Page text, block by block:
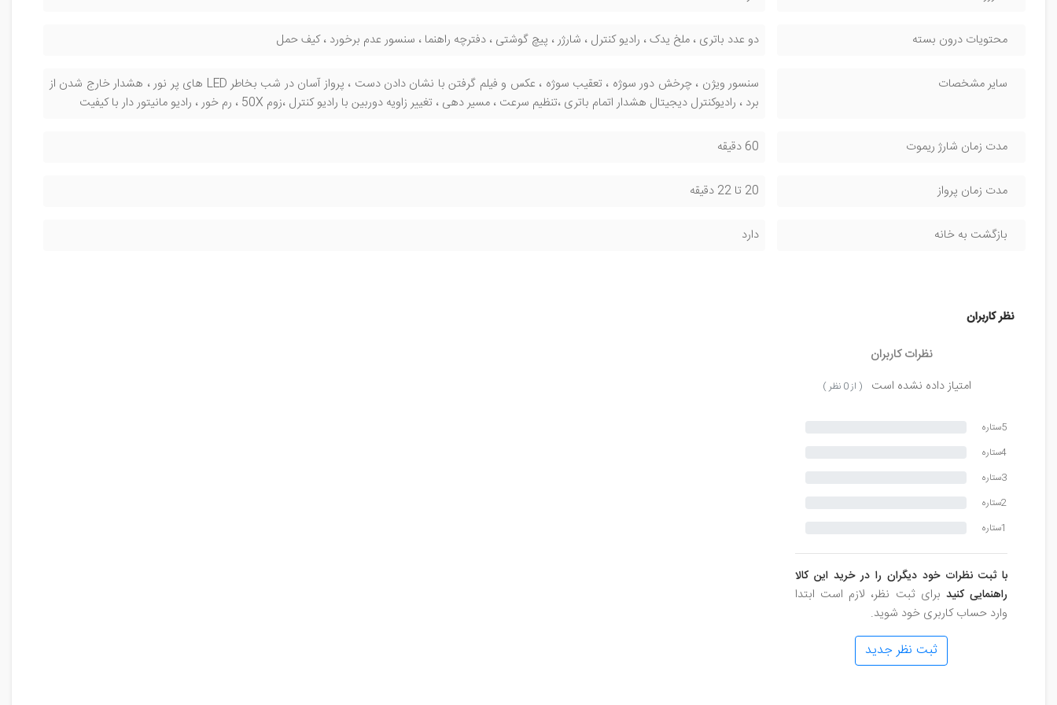
محتویات درون بسته دو عدد باتری ، ملخ یدک ، رادیو کنترل ، شارژر ، پیچ گوشتی ، دفترچه راهنما ، سنسور عدم برخورد ، کیف حمل
سایر مشخصات
سنسور ویژن ، چرخش دور سوژه ، تعقیب سوژه ، عکس و فیلم گرفتن با نشان دادن دست ، پرواز آسان در شب بخاطر LED های پر نور ، هشدار خارج شدن از
برد ، رادیوکنترل دیجیتال هشدار اتمام باتری ،تنظیم سرعت ، مسیر دهی ، تغییر زاویه دوربین با رادیو کنترل ،زوم 50X ، رم خور ، رادیو مانیتور دار با کیفیت
مدت زمان شارژ ریموت 60 دقیقه
مدت زمان پرواز 20 تا 22 دقیقه
بازگشت به خانه دارد
نظر کاربران
نظرات کاربران
امتیاز داده نشده است
( از 0 نظر )
5ستاره
4ستاره
3ستاره
2ستاره
1ستاره
با ثبت نظرات خود دیگران را در خرید این کالا
راهنمایی کنید برای ثبت نظر، لازم است ابتدا
وارد حساب کاربری خود شوید.
ثبت نظر جدید